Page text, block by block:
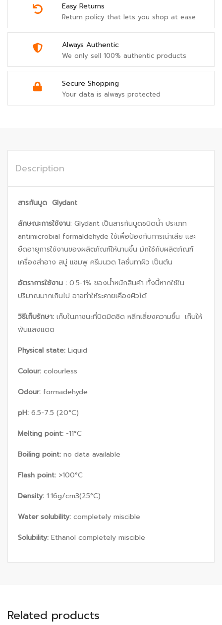
Easy Returns
Return policy that lets you shop at ease
Always Authentic
We only sell 100% authentic products
Secure Shopping
Your data is always protected
Description
สารกันบูด Glydant
ลักษณะการใช้งาน: Glydant เป็นสารกันบูดชนิดน้ำ ประเภท
antimicrobial formaldehyde ใช้เพื่อป้องกันการเน่าเสีย และ
ยืดอายุการใช้งานของผลิตภัณฑ์ให้นานขึ้น มักใช้กับผลิตภัณฑ์
เครื่องสำอาง สบู่ แชมพู ครีมนวด โลชั่นทาผิว เป็นต้น
อัตราการใช้งาน : 0.5-1% ของน้ำหนักสินค้า ทั้งนี้หากใช้ใน
ปริมาณมากเกินไป อาจทำให้ระคายเคืองผิวได้
วิธีเก็บรักษา: เก็บในภาชนะที่ปิดมิดชิด หลีกเลี่ยงความชื้น เก็บให้
พ้นแสงแดด
Physical state: Liquid
Colour: colourless
Odour: formadehyde
pH: 6.5-7.5 (20°C)
Melting point: -11°C
Boiling point: no data available
Flash point: >100°C
Density: 1.16g/cm3(25°C)
Water solubility: completely miscible
Solubility: Ethanol completely miscible
Related products